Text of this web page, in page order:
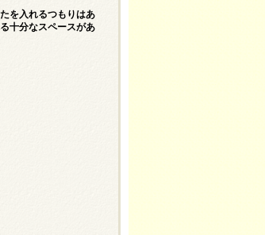
を入れるつもりはあ
十分なスペースがあ